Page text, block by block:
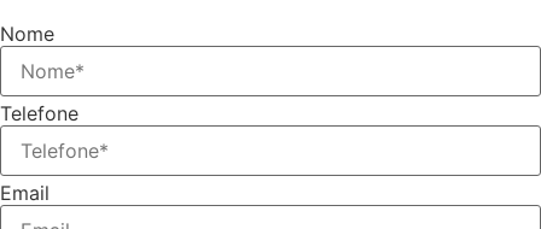
Nome
Telefone
Email